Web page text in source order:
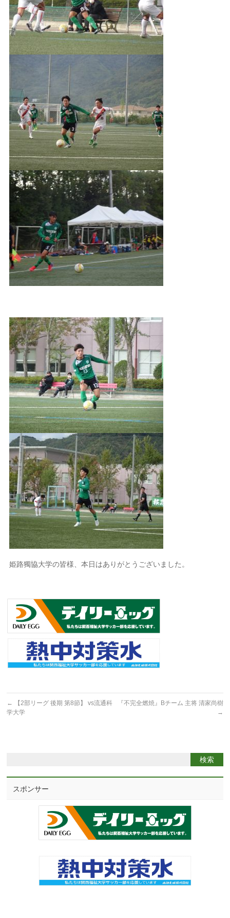
姫路獨協大学の皆様、本日はありがとうございました。
←
【2部リーグ 後期 第8節】 vs流通科
学大学
『不完全燃焼』Bチーム 主将 清家尚樹
→
スポンサー